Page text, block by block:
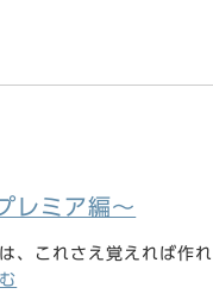
レミア編～
、これさえ覚えれば作れ